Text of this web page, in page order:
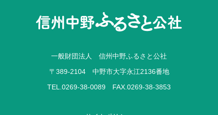
一般財団法人 信州中野ふるさと公社
〒389-2104 中野市大字永江2136番地
TEL.0269-38-0089 FAX.0269-38-3853